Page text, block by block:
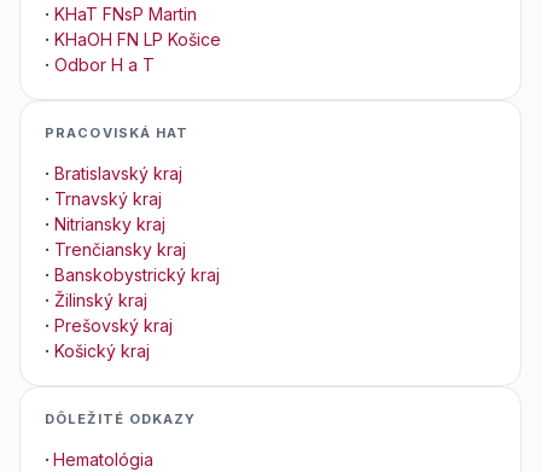
· KHaT FNsP Martin
· KHaOH FN LP Košice
· Odbor H a T
PRACOVISKÁ HAT
· Bratislavský kraj
· Trnavský kraj
· Nitriansky kraj
· Trenčiansky kraj
· Banskobystrický kraj
· Žilinský kraj
· Prešovský kraj
· Košický kraj
DÔLEŽITÉ ODKAZY
· Hematológia